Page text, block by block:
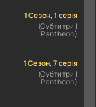
1 Сезон, 1 серія
(Субтитри |
Pantheon)
1 Сезон, 7 серія
(Субтитри |
Pantheon)